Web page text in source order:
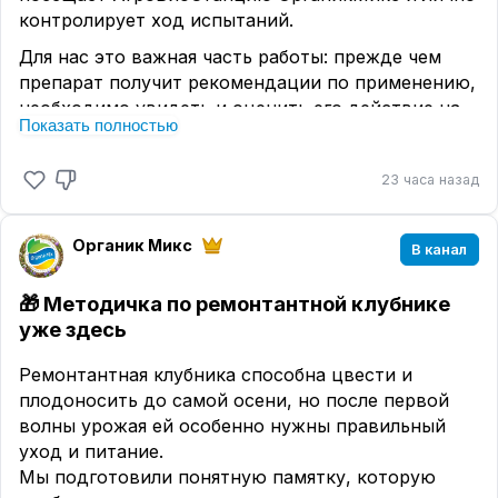
https://www.wildberries.ru/catalog/398920710/det
ail.aspx
А как вы подкармливаете свой сад в разгар лета?
контролирует ход испытаний.
Для нас это важная часть работы: прежде чем
препарат получит рекомендации по применению,
необходимо увидеть и оценить его действие на
растениях в контролируемых условиях.
На испытательной площадке специалисты
проверяют разные схемы и дозировки,
наблюдают за реакцией культур, оценивают
влияние препаратов на рост и развитие
растений, в том числе возможную
фитотоксичность.
Здесь каждый опыт имеет конкретную задачу, а
анализируются.
Илья Константинович лично держит руку на
пульсе: осматривает растения, обсуждает
результаты со специалистами и следит за тем,
Показать полностью
23 часа назад
Органик Микс В канал
🎁 Методичка по ремонтантной клубнике
уже здесь
Ремонтантная клубника способна цвести и
плодоносить до самой осени, но после первой
волны урожая ей особенно нужны правильный
уход и питание.
Мы подготовили понятную памятку, которую